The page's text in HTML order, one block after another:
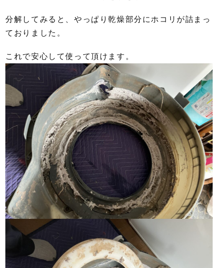
分解してみると、やっぱり乾燥部分にホコリが詰まっ
ておりました。
これで安心して使って頂けます。